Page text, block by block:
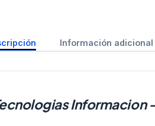
Información adicional
Informacion